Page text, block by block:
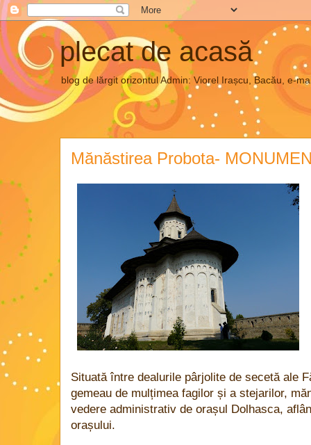
plecat de acasă
blog de lărgit orizontul Admin: Viorel Irașcu, Bacău, e-
Mănăstirea Probota-
Situată între dealurile pârjolite de secetă ale
gemeau de mulțimea fagilor și a stejarilor,
vedere administrativ de orașul Dolhasca,
orașului.